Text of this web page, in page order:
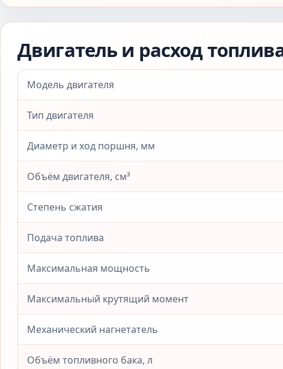
Двигатель и расход
Модель двигателя
Тип двигателя
Диаметр и ход поршня, мм
Объём двигателя, см³
Степень сжатия
Подача топлива
Максимальная мощность
Максимальный крутящий момент
Механический нагнетатель
Объём топливного бака, л